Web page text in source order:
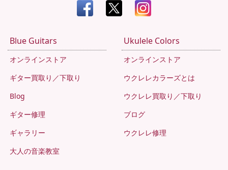
Blue Guitars
オンラインストア
ギター買取り／下取り
Blog
ギター修理
ギャラリー
大人の音楽教室
Ukulele Colors
オンラインストア
ウクレレカラーズとは
ウクレレ買取り／下取り
ブログ
ウクレレ修理